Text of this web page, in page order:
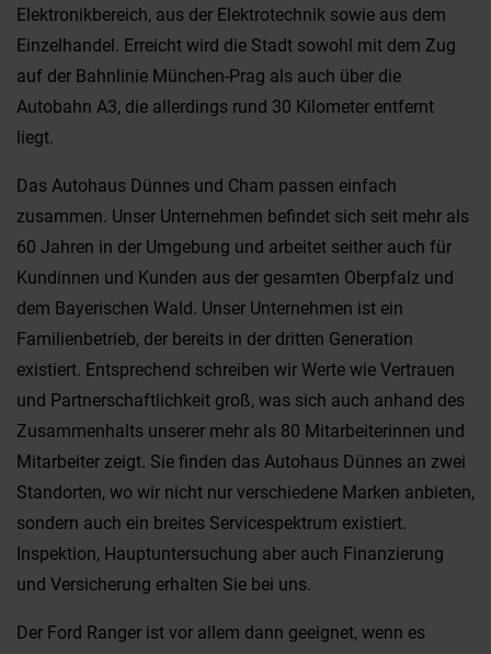
Elektronikbereich, aus der Elektrotechnik sowie aus dem
Einzelhandel. Erreicht wird die Stadt sowohl mit dem Zug
auf der Bahnlinie München-Prag als auch über die
Autobahn A3, die allerdings rund 30 Kilometer entfernt
liegt.
Das Autohaus Dünnes und Cham passen einfach
zusammen. Unser Unternehmen befindet sich seit mehr als
60 Jahren in der Umgebung und arbeitet seither auch für
Kundinnen und Kunden aus der gesamten Oberpfalz und
dem Bayerischen Wald. Unser Unternehmen ist ein
Familienbetrieb, der bereits in der dritten Generation
existiert. Entsprechend schreiben wir Werte wie Vertrauen
und Partnerschaftlichkeit groß, was sich auch anhand des
Zusammenhalts unserer mehr als 80 Mitarbeiterinnen und
Mitarbeiter zeigt. Sie finden das Autohaus Dünnes an zwei
Standorten, wo wir nicht nur verschiedene Marken anbieten,
sondern auch ein breites Servicespektrum existiert.
Inspektion, Hauptuntersuchung aber auch Finanzierung
und Versicherung erhalten Sie bei uns.
Der Ford Ranger ist vor allem dann geeignet, wenn es